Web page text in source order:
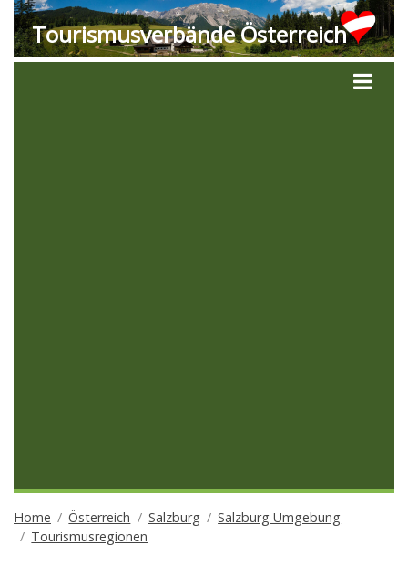
Tourismusverbände Österreich
Home Österreich Salzburg
Salzburg Umgebung
Tourismusregionen